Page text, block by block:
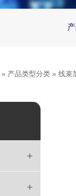
» 产品类型分类 » 线束
+
+